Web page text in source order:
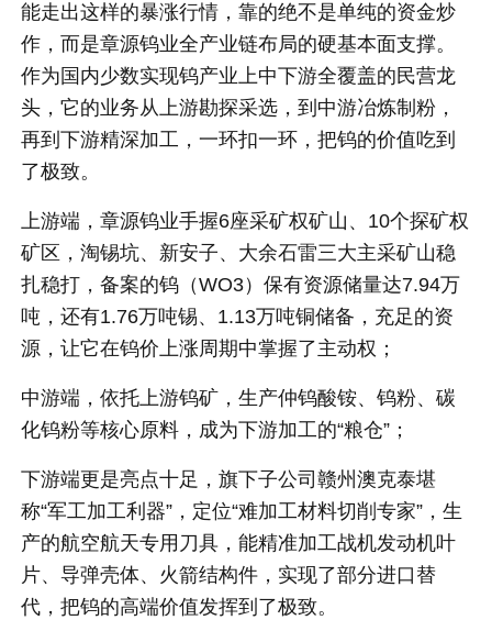
能走出这样的暴涨行情，靠的绝不是单纯的资金炒
作，而是章源钨业全产业链布局的硬基本面支撑。
作为国内少数实现钨产业上中下游全覆盖的民营龙
头，它的业务从上游勘探采选，到中游冶炼制粉，
再到下游精深加工，一环扣一环，把钨的价值吃到
了极致。
上游端，章源钨业手握6座采矿权矿山、10个探矿权
矿区，淘锡坑、新安子、大余石雷三大主采矿山稳
扎稳打，备案的钨（WO3）保有资源储量达7.94万
吨，还有1.76万吨锡、1.13万吨铜储备，充足的资
源，让它在钨价上涨周期中掌握了主动权；
中游端，依托上游钨矿，生产仲钨酸铵、钨粉、碳
化钨粉等核心原料，成为下游加工的“粮仓”；
下游端更是亮点十足，旗下子公司赣州澳克泰堪
称“军工加工利器”，定位“难加工材料切削专家”，生
产的航空航天专用刀具，能精准加工战机发动机叶
片、导弹壳体、火箭结构件，实现了部分进口替
代，把钨的高端价值发挥到了极致。